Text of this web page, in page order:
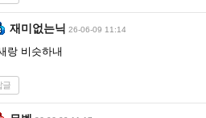
재미없는닉 26-06-09 11:14
랑 비슷하내
글